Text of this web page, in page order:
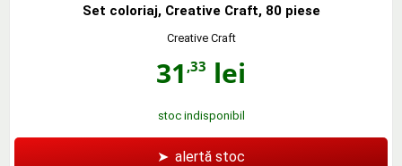
Set coloriaj, Creative Craft, 80 piese
Creative Craft
31 ,33 lei
stoc indisponibil
➤ alertă stoc